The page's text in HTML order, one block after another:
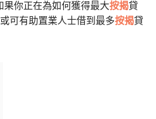
你正在為如何獲得最大按揭貸
可有助置業人士借到最多按揭貸